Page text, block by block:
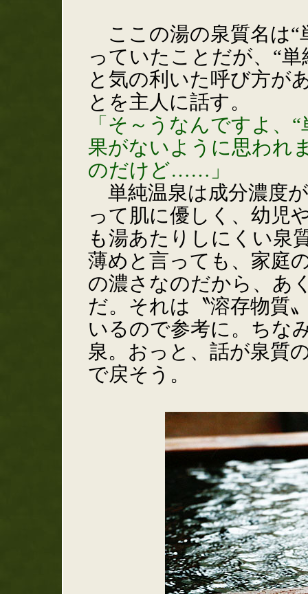
ここの湯の泉質名は“
っていたことだが、“
と気の利いた呼び方が
とを主人に話す。
「そ～うなんですよ、
果がないように思われ
のだけど……」
単純温泉は成分濃度
って肌に優しく、幼児
も湯あたりしにくい泉
薄めと言っても、家庭
の濃さなのだから、あ
だ。それは〝溶存物質
いるので参考に。ちな
泉。おっと、話が泉質
で戻そう。